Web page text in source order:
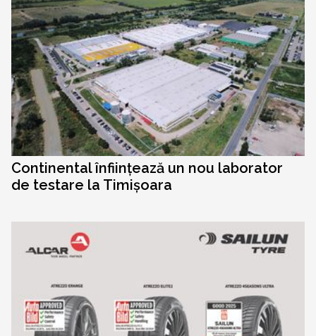
Continental înființează un nou laborator
de testare la Timișoara